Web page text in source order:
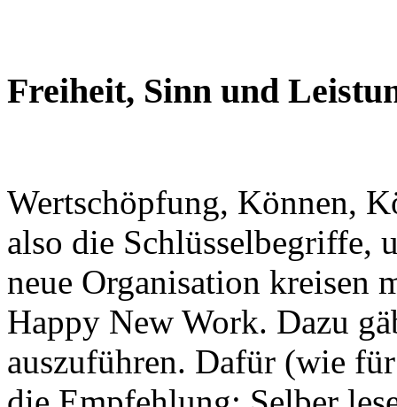
Freiheit, Sinn und
Wertschöpfung, Können,
also die Schlüsselbegriffe,
neue Organisation kreisen
Happy New Work. Dazu
auszuführen. Dafür (wie